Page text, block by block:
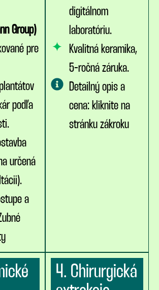
Group)
pre
podľa
určená
a
digitálnom
laboratóriu.
Kvalitná keramika,
5-ročná záruka.
Detailný opis a
cena: kliknite na
stránku zákroku
4. Chirurgická